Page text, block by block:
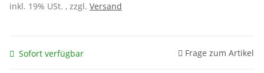
inkl. 19% USt. , zzgl. Versand
Sofort verfügbar Frage zum Artikel